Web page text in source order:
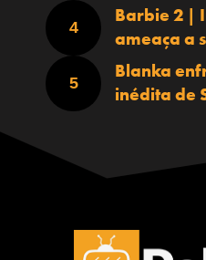
Barbie 2 |
ameaça a
Blanka
inédita de